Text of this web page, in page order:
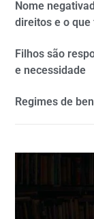
Nome
direitos e o que
Filhos são
e necessidade
Regimes de